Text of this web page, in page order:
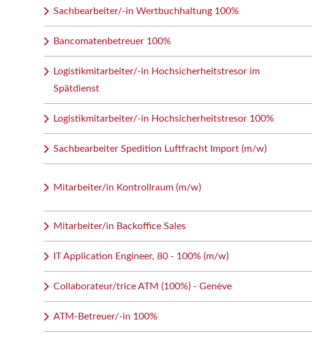
Sachbearbeiter/-in Wertbuchhaltung 100%
Bancomatenbetreuer 100%
Logistikmitarbeiter/-in Hochsicherheitstresor im
Spätdienst
Logistikmitarbeiter/-in Hochsicherheitstresor 100%
Sachbearbeiter Spedition Luftfracht Import (m/w)
Mitarbeiter/in Kontrollraum (m/w)
Mitarbeiter/in Backoffice Sales
IT Application Engineer, 80 - 100% (m/w)
Collaborateur/trice ATM (100%) - Genève
ATM-Betreuer/-in 100%